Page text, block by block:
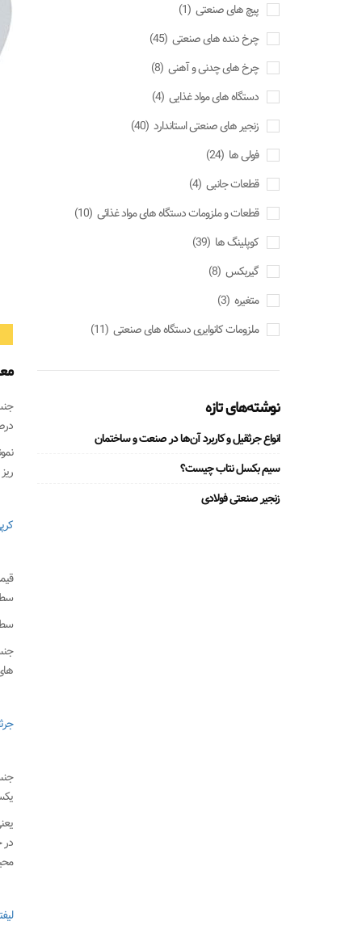
های
یکسان و 2 درصد مولیبدن
پیچ های صنعتی (1)
چرخ دنده های صنعتی (45)
چرخ های چدنی و آهنی (8)
دستگاه های مواد غذایی (4)
زنجیر های صنعتی استاندارد (40)
فولی ها (24)
قطعات جانبی (4)
قطعات و ملزومات دستگاه های مواد غذائی (10)
کوپلینگ ها (39)
گیربکس (8)
متغیره (3)
ملزومات کانوایری دستگاه های صنعتی (11)
نوشته‌های تازه
انواع جرثقیل و کاربرد آن‌ها در صنعت و ساختمان
سیم بکسل نتاب چیست؟
زنجیر صنعتی فولادی